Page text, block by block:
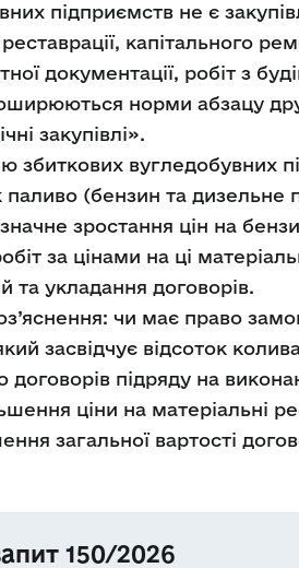
підприємств не є
капітального
документації, робіт з
норми абзацу
закупівлі».
збиткових вугледобувних
паливо (бензин та дизельне
зростання цін на
за цінами на ці
та укладання договорів.
чи має право
засвідчує відсоток
підряду на
ціни на матеріальні
загальної вартості
150/2026